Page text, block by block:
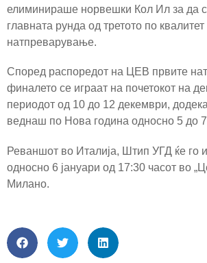
елиминираше норвешки Кол Ил за да
главната рунда од третото по
натпреварување.
Според распоредот на ЦЕВ првите
финалето се играат на почетокот на
периодот од 10 до 12 декември,
веднаш по Нова година односно 5 до 7
Реваншот во Италија, Штип УГД ќе го
односно 6 јануари од 17:30 часот во
Милано.